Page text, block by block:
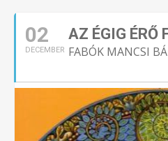
02
DECEMBER
AZ ÉGIG ÉRŐ
FABÓK MANCSI